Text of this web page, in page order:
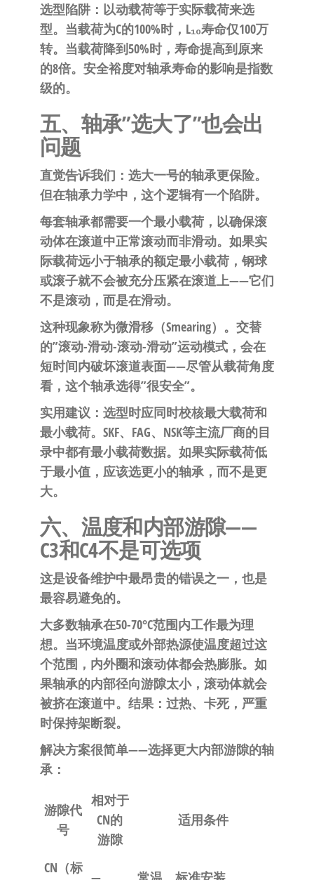
选型陷阱：以动载荷等于实际载荷来选
型。当载荷为C的100%时，L₁₀寿命仅100万
转。当载荷降到50%时，寿命提高到原来
的8倍。安全裕度对轴承寿命的影响是指数
级的。
五、轴承”选大了”也会出
问题
直觉告诉我们：选大一号的轴承更保险。
但在轴承力学中，这个逻辑有一个陷阱。
每套轴承都需要一个最小载荷，以确保滚
动体在滚道中正常滚动而非滑动。如果实
际载荷远小于轴承的额定最小载荷，钢球
或滚子就不会被充分压紧在滚道上——它们
不是滚动，而是在滑动。
这种现象称为微滑移（Smearing）。交替
的”滚动-滑动-滚动-滑动”运动模式，会在
短时间内破坏滚道表面——尽管从载荷角度
看，这个轴承选得”很安全”。
实用建议 ：选型时应同时校核最大载荷和
最小载荷。SKF、FAG、NSK等主流厂商的目
录中都有最小载荷数据。如果实际载荷低
于最小值，应该选更小的轴承，而不是更
大。
六、温度和内部游隙——
C3和C4不是可选项
这是设备维护中最昂贵的错误之一，也是
最容易避免的。
大多数轴承在50-70°C范围内工作最为理
想。当环境温度或外部热源使温度超过这
个范围，内外圈和滚动体都会热膨胀。如
果轴承的内部径向游隙太小，滚动体就会
被挤在滚道中。结果：过热、卡死，严重
时保持架断裂。
解决方案很简单——选择更大内部游隙的轴
承：
游隙代
号
相对于
CN的
游隙
适用条件
CN（标